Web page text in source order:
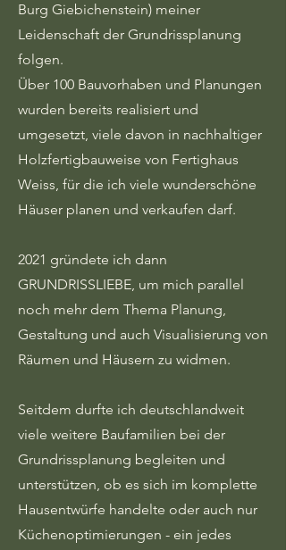
Burg Giebichenstein) meiner
Leidenschaft der Grundrissplanung
folgen.
Über 100 Bauvorhaben und Planungen
wurden bereits realisiert und
umgesetzt, viele davon in nachhaltiger
Holzfertigbauweise von Fertighaus
Weiss, für die ich viele wunderschöne
Häuser planen und verkaufen darf.
2021 gründete ich dann
GRUNDRISSLIEBE, um mich parallel
noch mehr dem Thema Planung,
Gestaltung und auch Visualisierung von
Räumen und Häusern zu widmen.
Seitdem durfte ich deutschlandweit
viele weitere Baufamilien bei der
Grundrissplanung begleiten und
unterstützen, ob es sich im komplette
Hausentwürfe handelte oder auch nur
Küchenoptimierungen - ein jedes